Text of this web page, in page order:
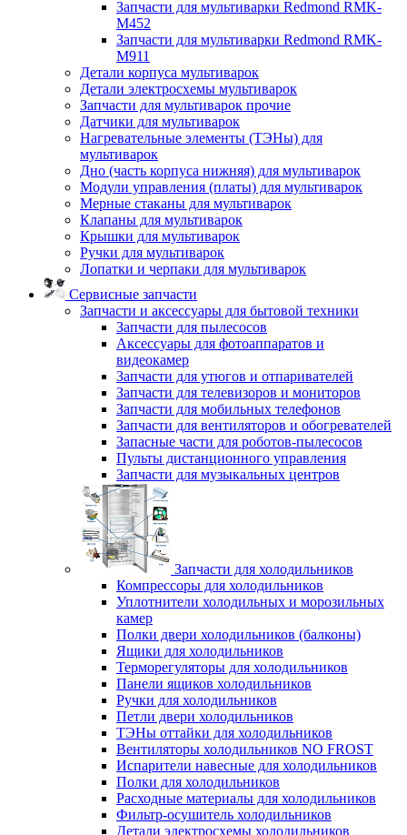
Запчасти для мультиварки Redmond RMK-
M452
Запчасти для мультиварки Redmond RMK-
M911
Детали корпуса мультиварок
Детали электросхемы мультиварок
Запчасти для мультиварок прочие
Датчики для мультиварок
Нагревательные элементы (ТЭНы) для
мультиварок
Дно (часть корпуса нижняя) для мультиварок
Модули управления (платы) для мультиварок
Мерные стаканы для мультиварок
Клапаны для мультиварок
Крышки для мультиварок
Ручки для мультиварок
Лопатки и черпаки для мультиварок
Сервисные запчасти
Запчасти и аксессуары для бытовой техники
Запчасти для пылесосов
Аксессуары для фотоаппаратов и
видеокамер
Запчасти для утюгов и отпаривателей
Запчасти для телевизоров и мониторов
Запчасти для мобильных телефонов
Запчасти для вентиляторов и обогревателей
Запасные части для роботов-пылесосов
Пульты дистанционного управления
Запчасти для музыкальных центров
Запчасти для холодильников
Компрессоры для холодильников
Уплотнители холодильных и морозильных
камер
Полки двери холодильников (балконы)
Ящики для холодильников
Терморегуляторы для холодильников
Панели ящиков холодильников
Ручки для холодильников
Петли двери холодильников
ТЭНы оттайки для холодильников
Вентиляторы холодильников NO FROST
Испарители навесные для холодильников
Полки для холодильников
Расходные материалы для холодильников
Фильтр-осушитель холодильников
Детали электросхемы холодильников